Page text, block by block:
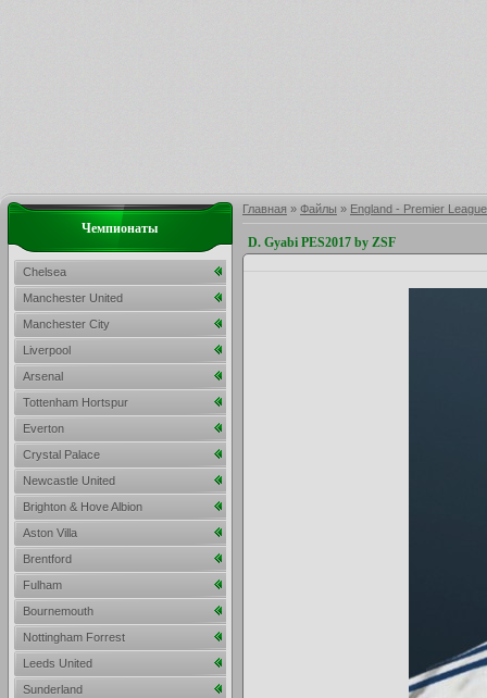
Главная » Файлы » England - Premier League
D. Gyabi PES2017 by ZSF
Чемпионаты
Chelsea
Manchester United
Manchester City
Liverpool
Arsenal
Tottenham Hortspur
Everton
Crystal Palace
Newcastle United
Brighton & Hove Albion
Aston Villa
Brentford
Fulham
Bournemouth
Nottingham Forrest
Leeds United
Sunderland